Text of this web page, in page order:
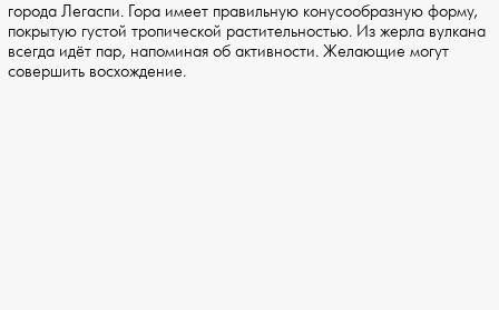
города Легаспи. Гора имеет правильную конусообразную форму,
покрытую густой тропической растительностью. Из жерла вулкана
всегда идёт пар, напоминая об активности. Желающие могут
совершить восхождение.